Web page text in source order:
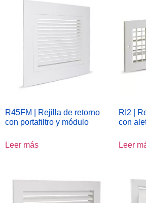
R45FM | Rejilla de retorno
con portafiltro y módulo
Leer más
RI2 |
con
Leer